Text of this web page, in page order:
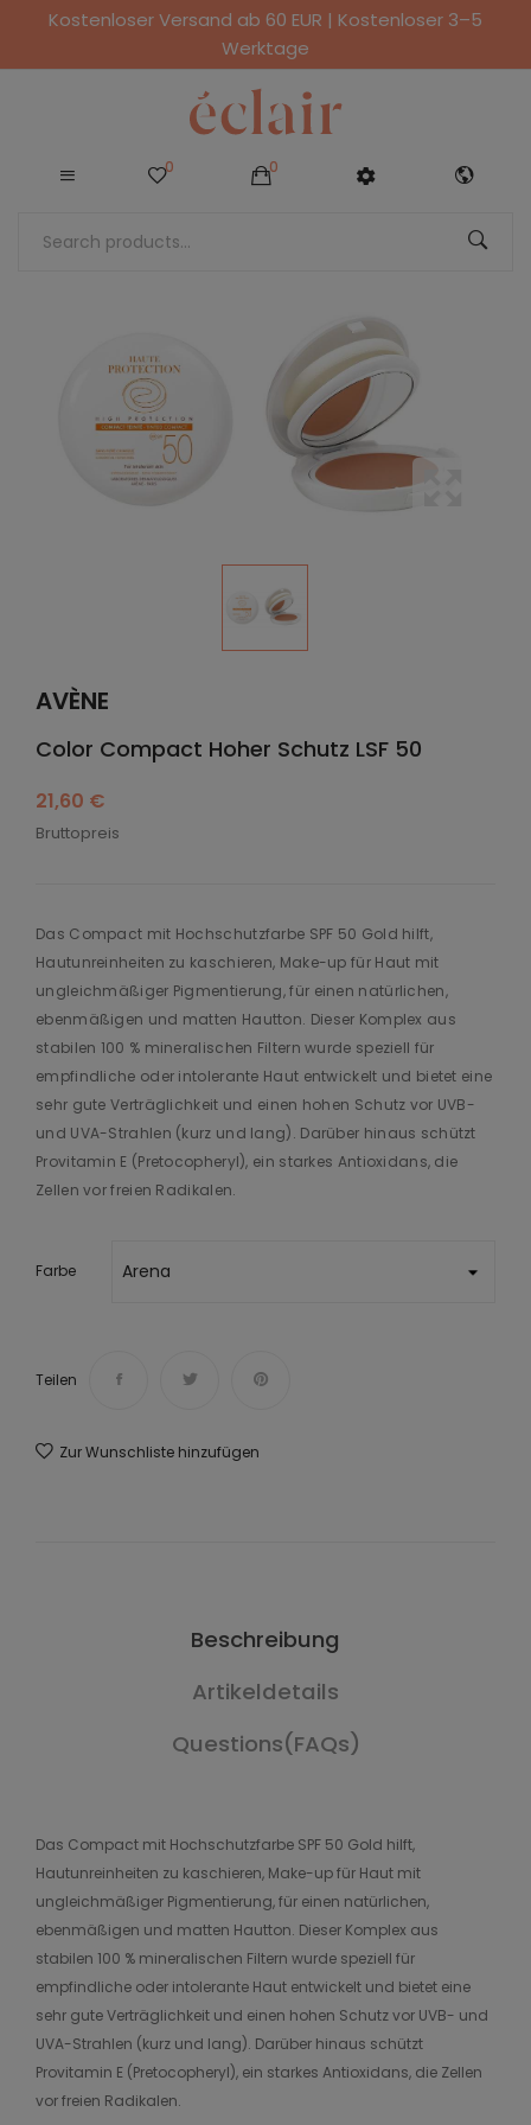
Kostenloser Versand ab 60 EUR | Kostenloser 3–5
Werktage
0 0
AVÈNE
Color Compact Hoher Schutz LSF 50
21,60 €
Bruttopreis
Das Compact mit Hochschutzfarbe SPF 50 Gold hilft,
Hautunreinheiten zu kaschieren, Make-up für Haut mit
ungleichmäßiger Pigmentierung, für einen natürlichen,
ebenmäßigen und matten Hautton. Dieser Komplex aus
stabilen 100 % mineralischen Filtern wurde speziell für
empfindliche oder intolerante Haut entwickelt und bietet eine
sehr gute Verträglichkeit und einen hohen Schutz vor UVB-
und UVA-Strahlen (kurz und lang). Darüber hinaus schützt
Provitamin E (Pretocopheryl), ein starkes Antioxidans, die
Zellen vor freien Radikalen.
Farbe
Teilen
Zur Wunschliste hinzufügen
Beschreibung
Artikeldetails
Questions(FAQs)
Das Compact mit Hochschutzfarbe SPF 50 Gold hilft,
Hautunreinheiten zu kaschieren, Make-up für Haut mit
ungleichmäßiger Pigmentierung, für einen natürlichen,
ebenmäßigen und matten Hautton. Dieser Komplex aus
stabilen 100 % mineralischen Filtern wurde speziell für
empfindliche oder intolerante Haut entwickelt und bietet eine
sehr gute Verträglichkeit und einen hohen Schutz vor UVB- und
UVA-Strahlen (kurz und lang). Darüber hinaus schützt
Provitamin E (Pretocopheryl), ein starkes Antioxidans, die Zellen
vor freien Radikalen.